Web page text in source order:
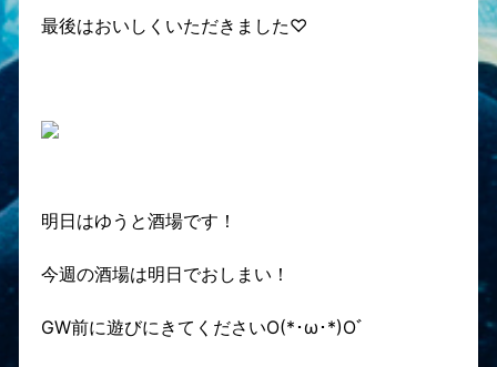
最後はおいしくいただきました♡
明日はゆうと酒場です！
今週の酒場は明日でおしまい！
GW前に遊びにきてくださいO(*･ω･*)Oﾞ